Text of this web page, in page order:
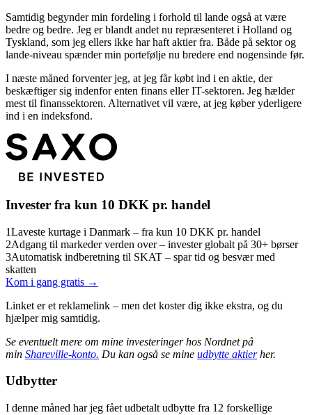
Samtidig begynder min fordeling i forhold til lande også at være
bedre og bedre. Jeg er blandt andet nu repræsenteret i Holland og
Tyskland, som jeg ellers ikke har haft aktier fra. Både på sektor og
lande-niveau spænder min portefølje nu bredere end nogensinde før.
I næste måned forventer jeg, at jeg får købt ind i en aktie, der
beskæftiger sig indenfor enten finans eller IT-sektoren. Jeg hælder
mest til finanssektoren. Alternativet vil være, at jeg køber yderligere
ind i en indeksfond.
Invester fra kun 10 DKK pr. handel
1Laveste kurtage i Danmark – fra kun 10 DKK pr. handel
2Adgang til markeder verden over – invester globalt på 30+ børser
3Automatisk indberetning til SKAT – spar tid og besvær med
skatten
Kom i gang gratis →
Linket er et reklamelink – men det koster dig ikke ekstra, og du
hjælper mig samtidig.
Se eventuelt mere om mine investeringer hos Nordnet på
min Shareville-konto. Du kan også se mine udbytte aktierher.
Udbytter
I denne måned har jeg fået udbetalt udbytte fra 12 forskellige